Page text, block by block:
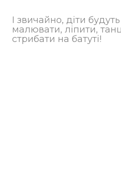
І звичайно, діти
малювати, ліпити,
стрибати на батуті!